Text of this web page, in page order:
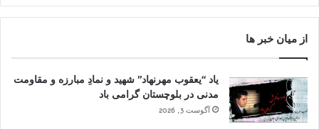
از میان خبر ها
یاد “یعقوب مهرنهاد” شهید و نمادِ مبارزه و مقاومت
مدنی در بلوچستان گرامی باد
آگوست 3, 2026